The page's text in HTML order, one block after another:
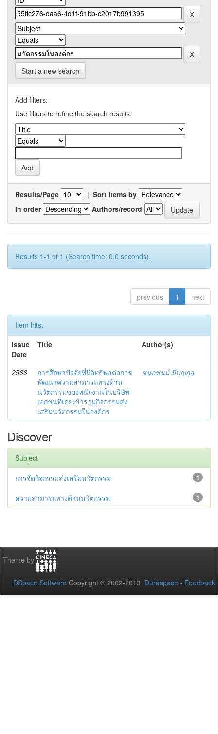
Start a new search
Add filters:
Use filters to refine the search results.
Results/Page | Sort items by
In order
Authors/record
Results 1-1 of 1 (Search time: 0.0 seconds).
previous 1 next
Item hits:
Issue
Date
Title Author(s)
2566
การศึกษาปัจจัยที่มีอิทธิพลต่อการ
พัฒนาความสามารถทางด้าน
นวัตกรรมของพนักงานในบริษัท
เอกชนที่เคยเข้าร่วมกิจกรรมส่ง
เสริมนวัตกรรมในองค์กร
ชนกชนม์ มีบุญกุล
Discover
Subject
1
การจัดกิจกรรมส่งเสริมนวัตกรรม
1
ความสามารถทางด้านนวัตกรรม
Theme by
DSpace Software Copyright © 2002-2013 Duraspace - Feedback